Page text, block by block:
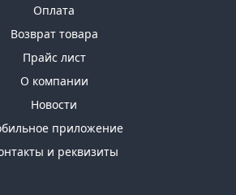
Оплата
Возврат товара
Прайс лист
О компании
Новости
приложение
и реквизиты